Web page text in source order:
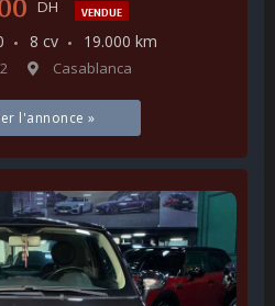
DH VENDUE
8 cv 19.000 km
Casablanca
l'annonce »